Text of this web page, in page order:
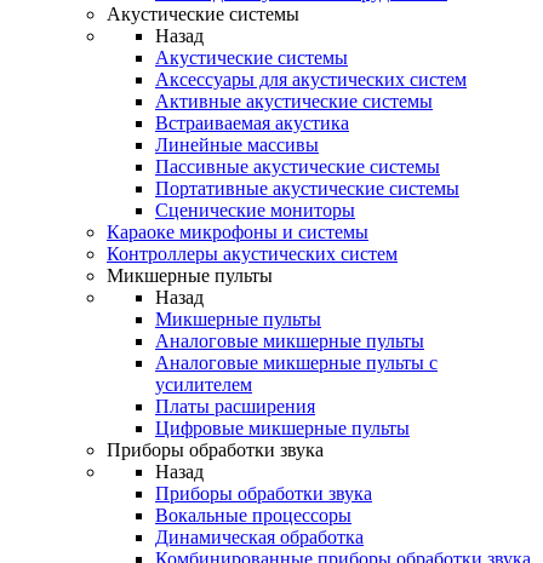
Акустические системы
Назад
Акустические системы
Аксессуары для акустических систем
Активные акустические системы
Встраиваемая акустика
Линейные массивы
Пассивные акустические системы
Портативные акустические системы
Сценические мониторы
Караоке микрофоны и системы
Контроллеры акустических систем
Микшерные пульты
Назад
Микшерные пульты
Аналоговые микшерные пульты
Аналоговые микшерные пульты с
усилителем
Платы расширения
Цифровые микшерные пульты
Приборы обработки звука
Назад
Приборы обработки звука
Вокальные процессоры
Динамическая обработка
Комбинированные приборы обработки звука